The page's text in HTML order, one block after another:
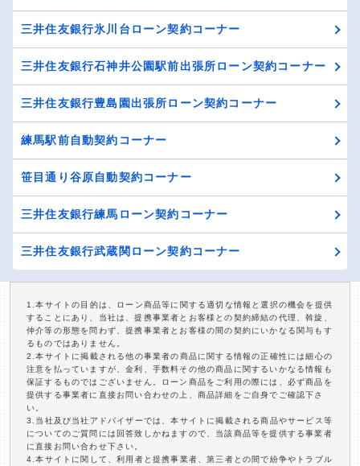
三井住友銀行氷川台ローン契約コーナー
三井住友銀行石神井公園駅前出張所ローン契約コーナー
三井住友銀行豊島園出張所ローン契約コーナー
練馬駅前自動契約コーナー
笹目通り谷原自動契約コーナー
三井住友銀行練馬ローン契約コーナー
三井住友銀行武蔵関ローン契約コーナー
1.本サイトの目的は、ローン商品等に関する適切な情報と選択の機会を提供
することにあり、当社は、提携事業者とお客様との契約締結の代理、斡旋、
仲介等の形態を問わず、提携事業者とお客様の間の契約にいかなる関与もす
るものではありません。
2.本サイトに掲載される他の事業者の商品に関する情報の正確性には細心の
注意を払っていますが、金利、手数料その他の商品に関するいかなる情報も
保証するものではございません。ローン商品をご利用の際には、必ず商品を
提供する事業者に直接お問い合わせの上、商品詳細をご自身でご確認下さ
い。
3.当社及び当社アドバイザーでは、本サイトに掲載される商品やサービス等
についてのご質問には回答致しかねますので、当該商品等を提供する事業者
に直接お問い合わせ下さい。
4.本サイトに関して、利用者と提携事業者、第三者との間で紛争やトラブル